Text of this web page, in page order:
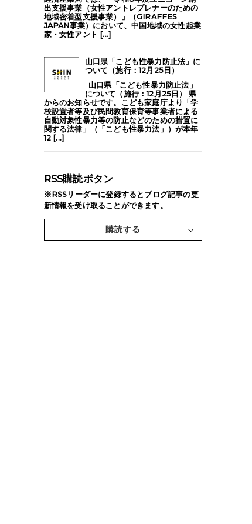
出支援事業（女性アントレプレナーのための
地域密着型支援事業）」（GIRAFFES
JAPAN事業）において、中国地域の女性起業
家・女性アント [...]
山口県「こども性暴力防止法」に
ついて（施行：12月25日）
山口県「こども性暴力防止法」
について（施行：12月25日） 県
からのお知らせです。こども家庭庁より「学
校設置者等及び民間教育保育等事業者による
自動対象性暴力等の防止などのための措置に
関する法律」（「こども性暴力法」）が本年
12 [...]
RSS購読ボタン
※RSSリーダーに登録するとブログ記事の更
新情報を受け取ることができます。
購読する